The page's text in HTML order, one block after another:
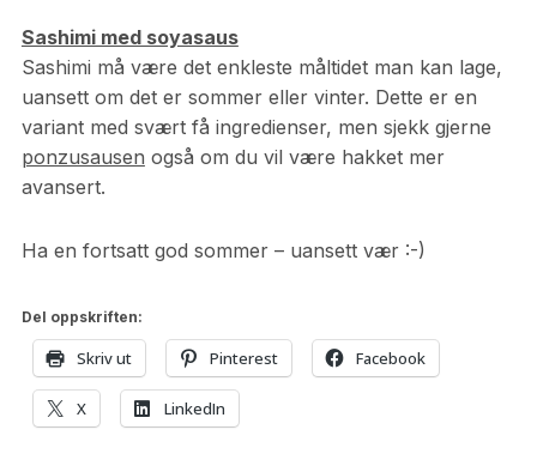
Sashimi med soyasaus
Sashimi må være det enkleste måltidet man kan lage,
uansett om det er sommer eller vinter. Dette er en
variant med svært få ingredienser, men sjekk gjerne
ponzusausen også om du vil være hakket mer
avansert.
Ha en fortsatt god sommer – uansett vær :-)
Del oppskriften:
Skriv ut Pinterest Facebook
X LinkedIn